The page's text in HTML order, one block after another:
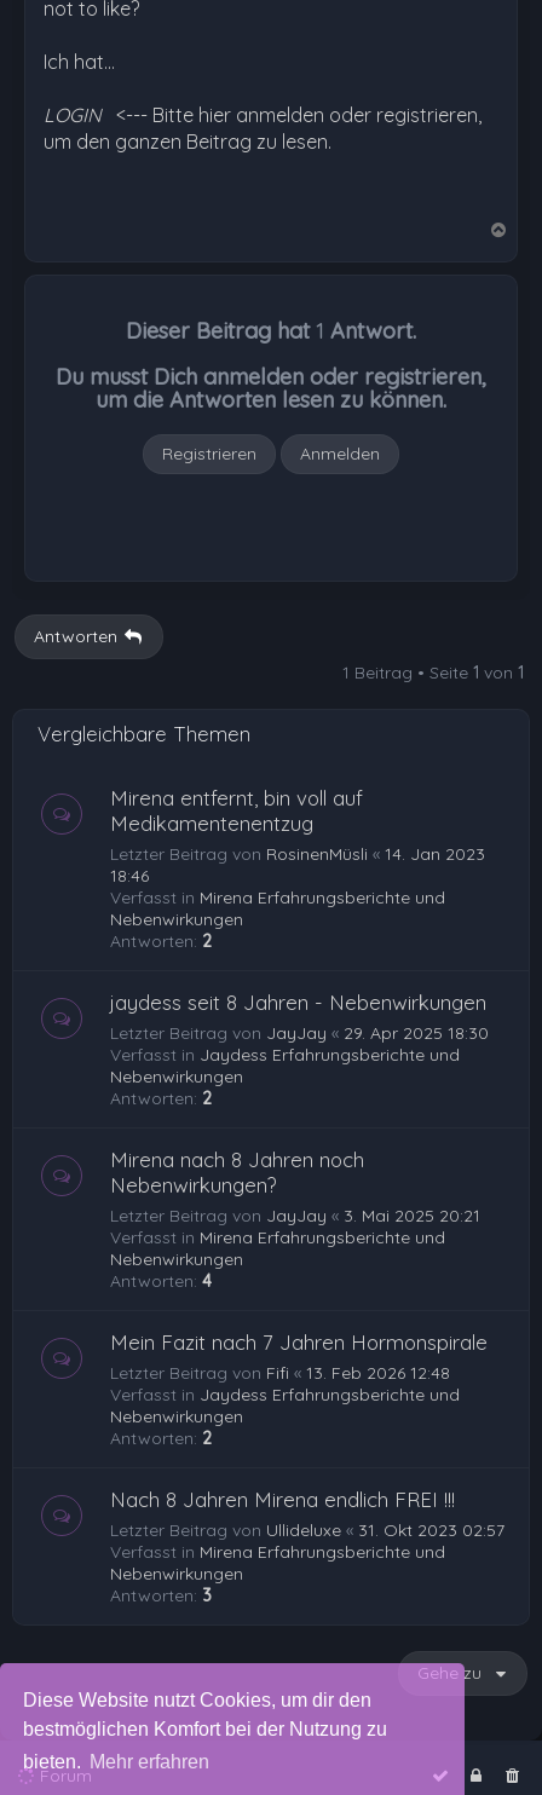
Diese Website nutzt Cookies, um dir den
bestmöglichen Komfort bei der Nutzung zu
bieten. Mehr erfahren
not to like?
Ich hat…
LOGIN <--- Bitte hier anmelden oder registrieren,
um den ganzen Beitrag zu lesen.
Dieser Beitrag hat 1 Antwort.
Du musst Dich anmelden oder registrieren,
um die Antworten lesen zu können.
Registrieren Anmelden
Antworten
1 Beitrag • Seite 1 von 1
Vergleichbare Themen
Mirena entfernt, bin voll auf
Medikamentenentzug
Letzter Beitrag von RosinenMüsli « 14. Jan 2023
18:46
Verfasst in Mirena Erfahrungsberichte und
Nebenwirkungen
Antworten: 2
jaydess seit 8 Jahren - Nebenwirkungen
Letzter Beitrag von JayJay « 29. Apr 2025 18:30
Verfasst in Jaydess Erfahrungsberichte und
Nebenwirkungen
Antworten: 2
Mirena nach 8 Jahren noch
Nebenwirkungen?
Letzter Beitrag von JayJay « 3. Mai 2025 20:21
Verfasst in Mirena Erfahrungsberichte und
Nebenwirkungen
Antworten: 4
Mein Fazit nach 7 Jahren Hormonspirale
Letzter Beitrag von Fifi « 13. Feb 2026 12:48
Verfasst in Jaydess Erfahrungsberichte und
Nebenwirkungen
Antworten: 2
Nach 8 Jahren Mirena endlich FREI !!!
Letzter Beitrag von Ullideluxe « 31. Okt 2023 02:57
Verfasst in Mirena Erfahrungsberichte und
Nebenwirkungen
Antworten: 3
Gehe zu
Forum